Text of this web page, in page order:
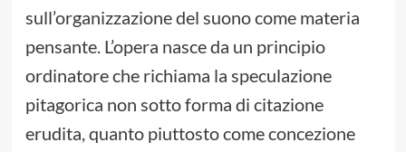
sull’organizzazione del suono come materia
pensante. L’opera nasce da un principio
ordinatore che richiama la speculazione
pitagorica non sotto forma di citazione
erudita, quanto piuttosto come concezione